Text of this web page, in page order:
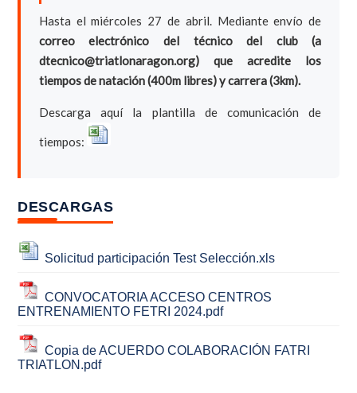
Hasta el miércoles 27 de abril. Mediante envío de
correo electrónico del técnico del club (a
dtecnico@triatlonaragon.org) que acredite los
tiempos de natación (400m libres) y carrera (3km).
Descarga aquí la plantilla de comunicación de
tiempos:
DESCARGAS
Solicitud participación Test Selección.xls
CONVOCATORIA ACCESO CENTROS
ENTRENAMIENTO FETRI 2024.pdf
Copia de ACUERDO COLABORACIÓN FATRI
TRIATLON.pdf